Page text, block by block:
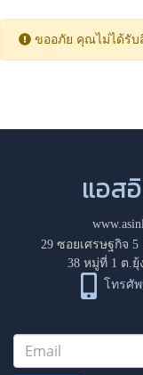
ขออภัย คุณไม่ได้รับ
แอส
29 ซอยเศรษฐกิจ
38 หมู่ที่ 1 ต.
โทรศั